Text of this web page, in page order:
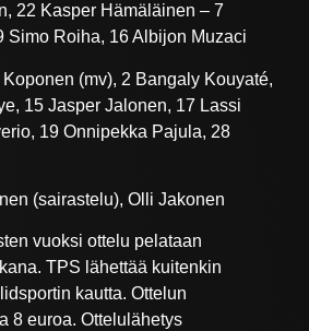
22 Kasper Hämäläinen – 7
Simo Roiha, 16 Albijon Muzaci
Koponen (mv), 2 Bangaly Kouyaté,
15 Jasper Jalonen, 17 Lassi
19 Onnipekka Pajula, 28
(sairastelu), Olli Jakonen
vuoksi ottelu pelataan
TPS lähettää kuitenkin
kautta. Ottelun
8 euroa. Ottelulähetys